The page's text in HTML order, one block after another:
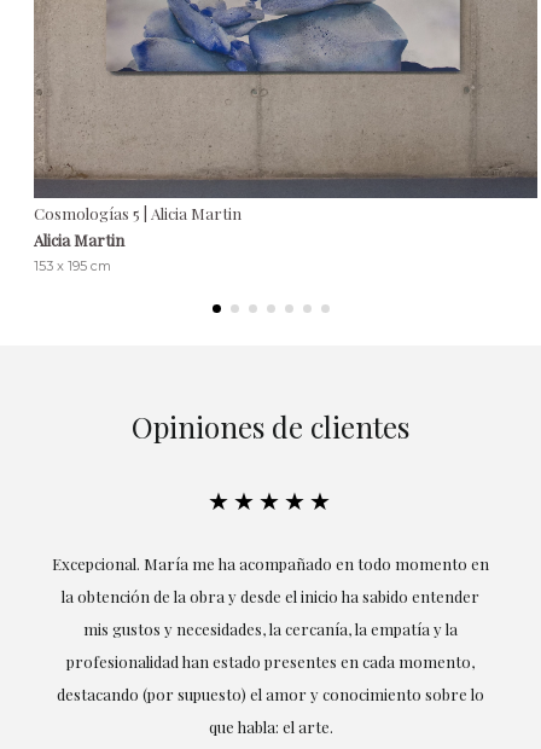
Cosmologías 5 | Alicia Martin
Alicia Martin
153 x 195 cm
Opiniones de clientes
★★★★★
Excepcional. María me ha acompañado en todo momento en
la obtención de la obra y desde el inicio ha sabido entender
mis gustos y necesidades, la cercanía, la empatía y la
profesionalidad han estado presentes en cada momento,
destacando (por supuesto) el amor y conocimiento sobre lo
que habla: el arte.